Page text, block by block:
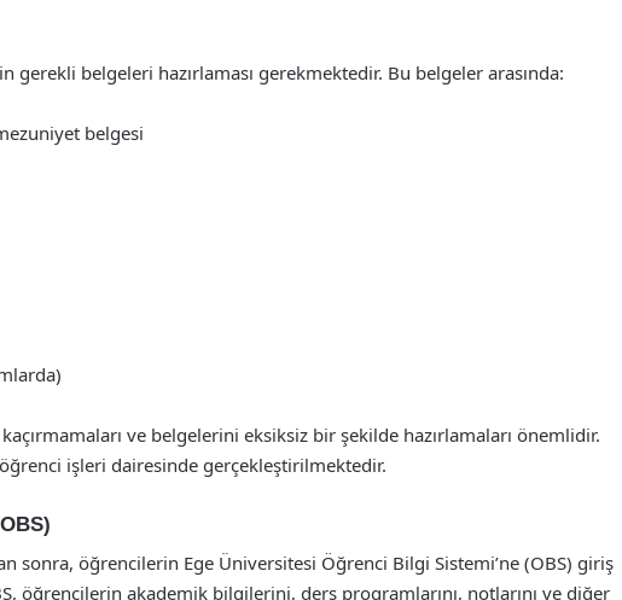
gerekli belgeleri hazırlaması gerekmektedir. Bu belgeler arasında:
belgesi
ve belgelerini eksiksiz bir şekilde hazırlamaları önemlidir.
işleri dairesinde gerçekleştirilmektedir.
sonra, öğrencilerin Ege Üniversitesi Öğrenci Bilgi Sistemi’ne (OBS) giriş
öğrencilerin akademik bilgilerini, ders programlarını, notlarını ve diğer